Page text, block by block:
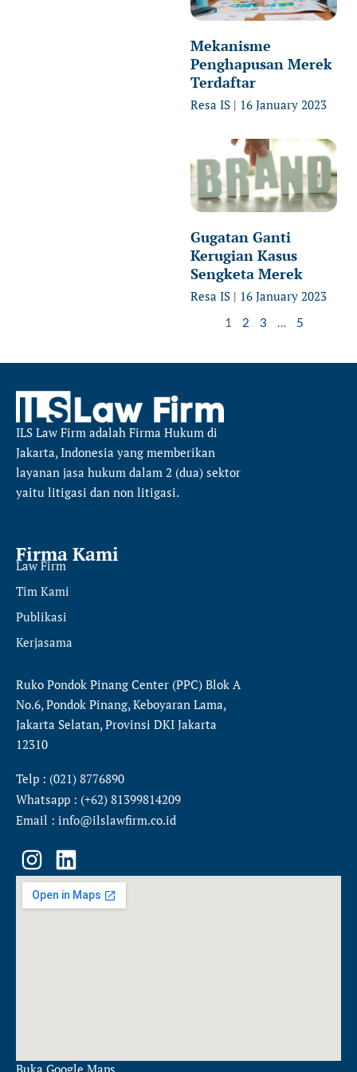
Mekanisme
Penghapusan Merek
Terdaftar
Resa IS 16 January 2023
Gugatan Ganti
Kerugian Kasus
Sengketa Merek
Resa IS 16 January 2023
1 2 3 … 5
ILS Law Firm adalah Firma Hukum di
Jakarta, Indonesia yang memberikan
layanan jasa hukum dalam 2 (dua) sektor
yaitu litigasi dan non litigasi.
Firma Kami
Law Firm
Tim Kami
Publikasi
Kerjasama
Ruko Pondok Pinang Center (PPC) Blok A
No.6, Pondok Pinang, Keboyaran Lama,
Jakarta Selatan, Provinsi DKI Jakarta
12310
Telp : (021) 8776890
Whatsapp : (+62) 81399814209
Email : info@ilslawfirm.co.id
I
n
s
L
i
n
Buka Google Maps